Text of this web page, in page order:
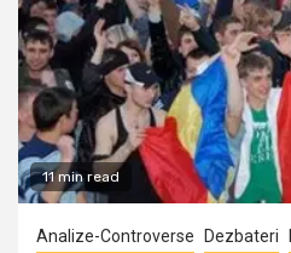
11 min read
Analize-Controverse Dezbateri